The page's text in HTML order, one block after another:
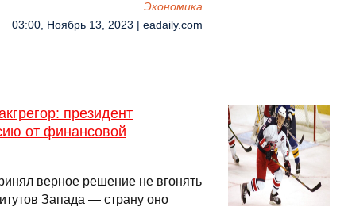
Экономика
03:00, Ноябрь 13, 2023 | eadaily.com
президент
от финансовой
верное решение не вгонять
Запада — страну оно